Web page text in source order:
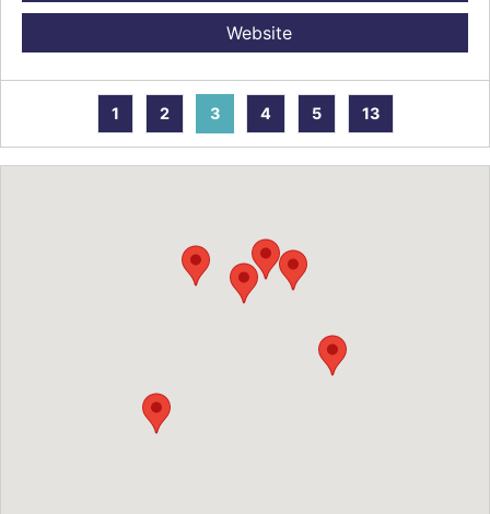
Website
1 2 3 4 5 13